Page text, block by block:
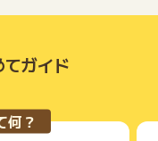
いて、広告主に直接
象外とみなし、「獲
可のサービス・お買
サイトなどを経由し
ていただくことを推奨
得条件、キャンペー
いますが、ご利用さ
はなく、代理店が行
る詳細を把握しており
てガイド
何？